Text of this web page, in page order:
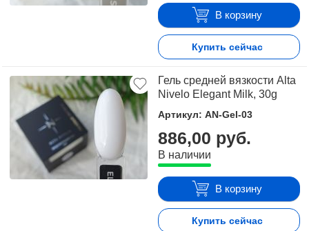
В корзину
Купить сейчас
Гель средней вязкости Alta
Nivelo Elegant Milk, 30g
Артикул: AN-Gel-03
886,00 руб.
В наличии
В корзину
Купить сейчас